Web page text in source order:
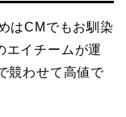
はCMでもお馴染
エイチームが運
競わせて高値で